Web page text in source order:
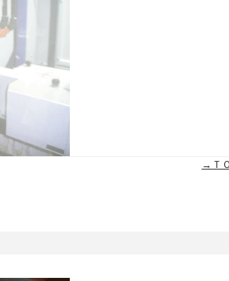
→Ｔ